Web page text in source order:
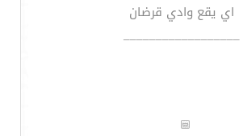
اي يقع وادي قرضان
__________________